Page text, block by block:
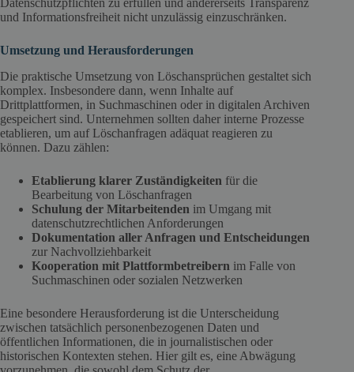
Datenschutzpflichten zu erfüllen und andererseits Transparenz
und Informationsfreiheit nicht unzulässig einzuschränken.
Umsetzung und Herausforderungen
Die praktische Umsetzung von Löschansprüchen gestaltet sich
komplex. Insbesondere dann, wenn Inhalte auf
Drittplattformen, in Suchmaschinen oder in digitalen Archiven
gespeichert sind. Unternehmen sollten daher interne Prozesse
etablieren, um auf Löschanfragen adäquat reagieren zu
können. Dazu zählen:
Etablierung klarer Zuständigkeiten für die
Bearbeitung von Löschanfragen
Schulung der Mitarbeitenden im Umgang mit
datenschutzrechtlichen Anforderungen
Dokumentation aller Anfragen und Entscheidungen
zur Nachvollziehbarkeit
Kooperation mit Plattformbetreibern im Falle von
Suchmaschinen oder sozialen Netzwerken
Eine besondere Herausforderung ist die Unterscheidung
zwischen tatsächlich personenbezogenen Daten und
öffentlichen Informationen, die in journalistischen oder
historischen Kontexten stehen. Hier gilt es, eine Abwägung